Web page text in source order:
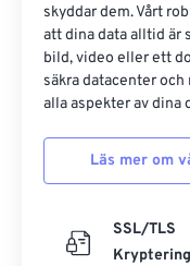
skyddar dem. Vårt
att dina data alltid är
bild, video eller ett
säkra datacenter
alla aspekter av dina
Läs mer om
SSL/TLS
Kryptering